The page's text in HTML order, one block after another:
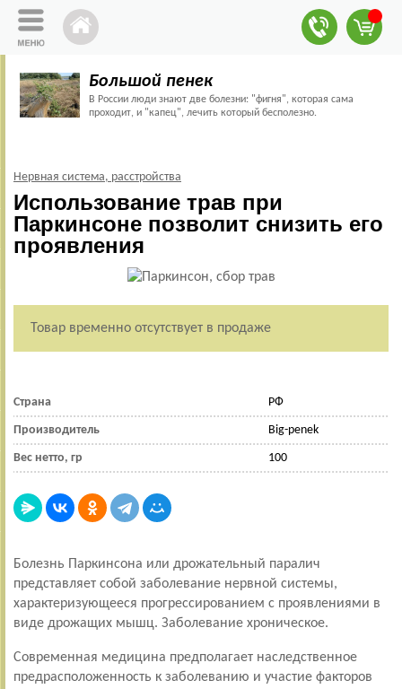
Большой пенек
В России люди знают две болезни: "фигня", которая сама
проходит, и "капец", лечить который бесполезно.
Нервная система, расстройства
Использование трав при
Паркинсоне позволит снизить его
проявления
Товар временно отсутствует в продаже
Страна РФ
Производитель Big-penek
Вес нетто, гр 100
Болезнь Паркинсона или дрожательный паралич
представляет собой заболевание нервной системы,
характеризующееся прогрессированием с проявлениями в
виде дрожащих мышц. Заболевание хроническое.
Современная медицина предполагает наследственное
предрасположенность к заболеванию и участие факторов